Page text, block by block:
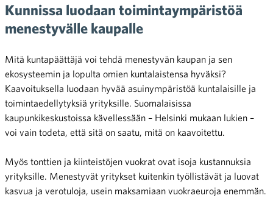
Kunnissa luodaan toimintaympäristöä
menestyvälle kaupalle
Mitä kuntapäättäjä voi tehdä menestyvän kaupan ja sen
ekosysteemin ja lopulta omien kuntalaistensa hyväksi?
Kaavoituksella luodaan hyvää asuinympäristöä kuntalaisille ja
toimintaedellytyksiä yrityksille. Suomalaisissa
kaupunkikeskustoissa kävellessään – Helsinki mukaan lukien –
voi vain todeta, että sitä on saatu, mitä on kaavoitettu.
Myös tonttien ja kiinteistöjen vuokrat ovat isoja kustannuksia
yrityksille. Menestyvät yritykset kuitenkin työllistävät ja luovat
kasvua ja verotuloja, usein maksamiaan vuokraeuroja enemmän.